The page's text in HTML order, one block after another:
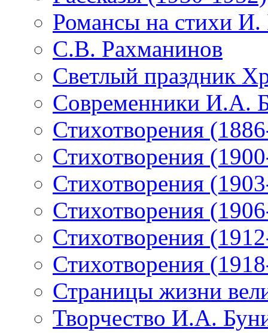
Романсы на стихи И.
С.В. Рахманинов
Светлый праздник
Современники И.А.
Стихотворения
Стихотворения
Стихотворения
Стихотворения
Стихотворения
Стихотворения
Страницы жизни
Творчество И.А.